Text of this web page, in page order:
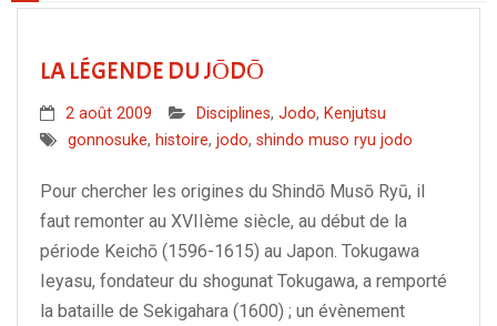
Iaidō
Les dojos
Evénements
Contact
LA LÉGENDE DU JŌDŌ
2 août 2009 Disciplines, Jodo, Kenjutsu
gonnosuke, histoire, jodo, shindo muso ryu jodo
Pour chercher les origines du Shindō Musō Ryū, il
faut remonter au XVIIème siècle, au début de la
période Keichō (1596-1615) au Japon. Tokugawa
Ieyasu, fondateur du shogunat Tokugawa, a remporté
la bataille de Sekigahara (1600) ; un évènement